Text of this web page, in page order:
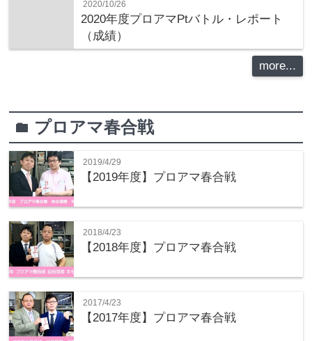
2020/10/26
2020年度プロアマPtバトル・レポート
（成績）
more...
folder プロアマ春合戦
2019/4/29
【2019年度】プロアマ春合戦
2018/4/23
【2018年度】プロアマ春合戦
2017/4/23
【2017年度】プロアマ春合戦